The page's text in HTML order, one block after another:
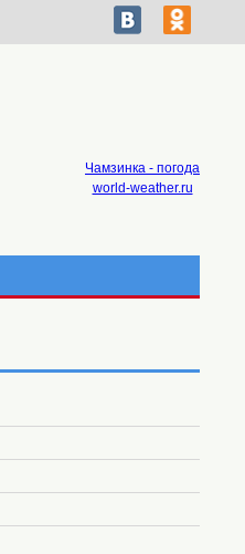
Чамзинка - погода
world-weather.ru